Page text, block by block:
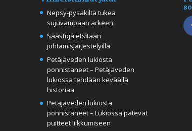
Nepsy-pysäkiltä tukea
sujuvampaan arkeen
Säästöjä etsitään
johtamisjärjestelyillä
Petäjäveden lukiosta
ponnistaneet – Petäjäveden
lukiossa tehdään keväällä
historiaa
Petäjäveden lukiosta
ponnistaneet – Lukiossa pätevät
puitteet liikkumiseen